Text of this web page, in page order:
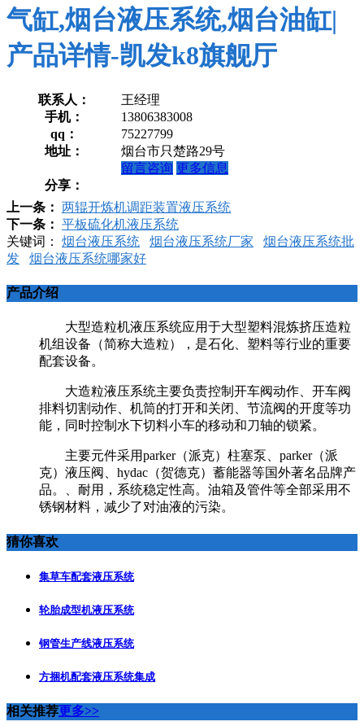
气缸,烟台液压系统,烟台油缸|
产品详情-凯发k8旗舰厅
联系人：
王经理
手机：
13806383008
qq：
75227799
地址：
烟台市只楚路29号
留言咨询 更多信息
分享：
上一条： 两辊开炼机调距装置液压系统
下一条： 平板硫化机液压系统
关键词： 烟台液压系统 烟台液压系统厂家
烟台液压系统批
发
烟台液压系统哪家好
产品介绍
大型造粒机液压系统应用于大型塑料混炼挤压造粒
机组设备（简称大造粒），是石化、塑料等行业的重要
配套设备。
大造粒液压系统主要负责控制开车阀动作、开车阀
排料切割动作、机筒的打开和关闭、节流阀的开度等功
能，同时控制水下切料小车的移动和刀轴的锁紧。
主要元件采用parker（派克）柱塞泵、parker（派
克）液压阀、hydac（贺德克）蓄能器等国外著名品牌产
品。、耐用，系统稳定性高。油箱及管件等全部采用不
锈钢材料，减少了对油液的污染。
猜你喜欢
集草车配套液压系统
轮胎成型机液压系统
钢管生产线液压系统
方捆机配套液压系统集成
相关推荐更多>>